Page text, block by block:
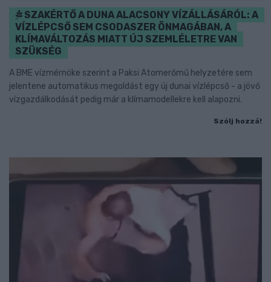
SZAKÉRTŐ A DUNA ALACSONY VÍZÁLLÁSÁRÓL: A
VÍZLÉPCSŐ SEM CSODASZER ÖNMAGÁBAN, A
KLÍMAVÁLTOZÁS MIATT ÚJ SZEMLÉLETRE VAN
SZÜKSÉG
A BME vízmérnöke szerint a Paksi Atomerőmű helyzetére sem
jelentene automatikus megoldást egy új dunai vízlépcső - a jövő
vízgazdálkodását pedig már a klímamodellekre kell alapozni.
Szólj hozzá!